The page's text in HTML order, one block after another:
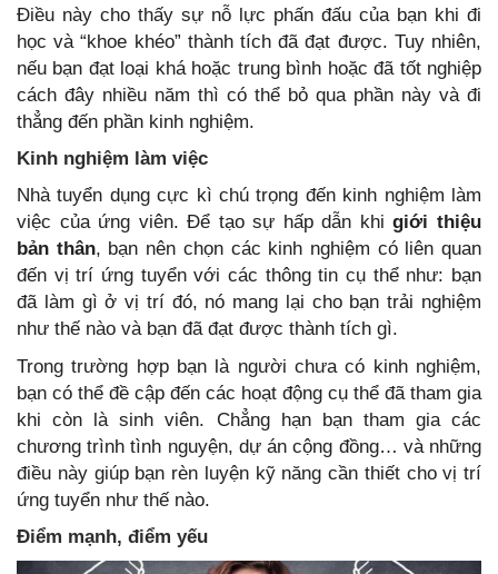
Điều này cho thấy sự nỗ lực phấn đấu của bạn khi đi
học và “khoe khéo” thành tích đã đạt được. Tuy nhiên,
nếu bạn đạt loại khá hoặc trung bình hoặc đã tốt nghiệp
cách đây nhiều năm thì có thể bỏ qua phần này và đi
thẳng đến phần kinh nghiệm.
Kinh nghiệm làm việc
Nhà tuyển dụng cực kì chú trọng đến kinh nghiệm làm
việc của ứng viên. Để tạo sự hấp dẫn khi giới thiệu
bản thân, bạn nên chọn các kinh nghiệm có liên quan
đến vị trí ứng tuyển với các thông tin cụ thể như: bạn
đã làm gì ở vị trí đó, nó mang lại cho bạn trải nghiệm
như thế nào và bạn đã đạt được thành tích gì.
Trong trường hợp bạn là người chưa có kinh nghiệm,
bạn có thể đề cập đến các hoạt động cụ thể đã tham gia
khi còn là sinh viên. Chẳng hạn bạn tham gia các
chương trình tình nguyện, dự án cộng đồng… và những
điều này giúp bạn rèn luyện kỹ năng cần thiết cho vị trí
ứng tuyển như thế nào.
Điểm mạnh, điểm yếu